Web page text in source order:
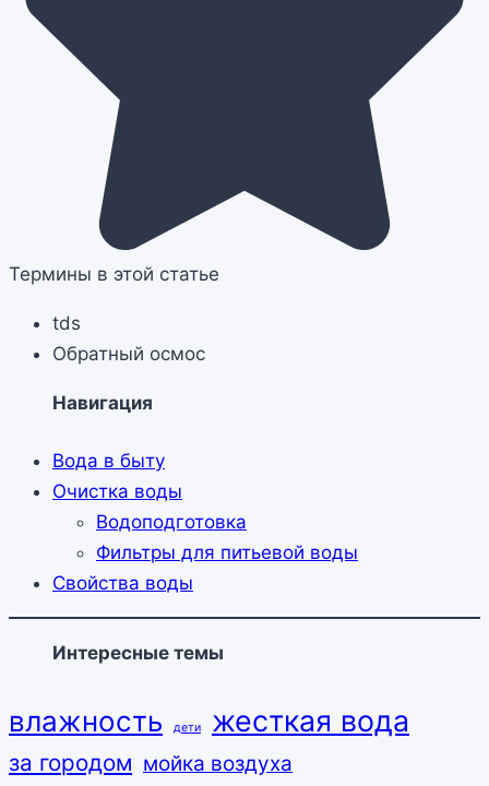
Термины в этой статье
tds‌
Обратный осмос‌
Навигация
Вода в быту
Очистка воды
Водоподготовка
Фильтры для питьевой воды
Свойства воды
Интересные темы
влажность дети жесткая вода
за городом мойка воздуха